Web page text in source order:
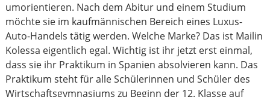
umorientieren. Nach dem Abitur und einem Studium
möchte sie im kaufmännischen Bereich eines Luxus-
Auto-Handels tätig werden. Welche Marke? Das ist Mailin
Kolessa eigentlich egal. Wichtig ist ihr jetzt erst einmal,
dass sie ihr Praktikum in Spanien absolvieren kann. Das
Praktikum steht für alle Schülerinnen und Schüler des
Wirtschaftsgymnasiums zu Beginn der 12. Klasse auf